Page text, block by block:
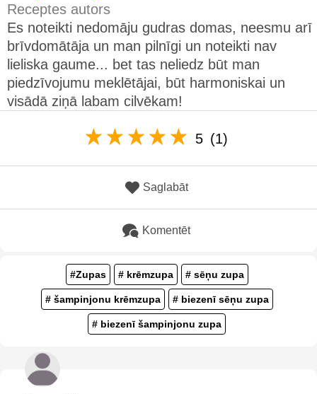
Receptes autors
Es noteikti nedomāju gudras domas, neesmu arī
brīvdomātāja un man pilnīgi un noteikti nav
lieliska gaume... bet tas neliedz būt man
piedzīvojumu meklētājai, būt harmoniskai un
visādā ziņā labam cilvēkam!
5 (1)
Saglabāt
Komentēt
#Zupas # krēmzupa # sēņu zupa
# šampinjonu krēmzupa # biezenī sēņu zupa
# biezenī šampinjonu zupa